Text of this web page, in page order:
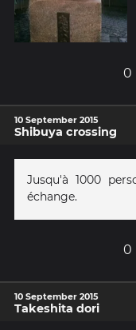
0
10 September 2015
Shibuya crossing
Jusqu'à 1000
échange.
0
10 September 2015
Takeshita dori